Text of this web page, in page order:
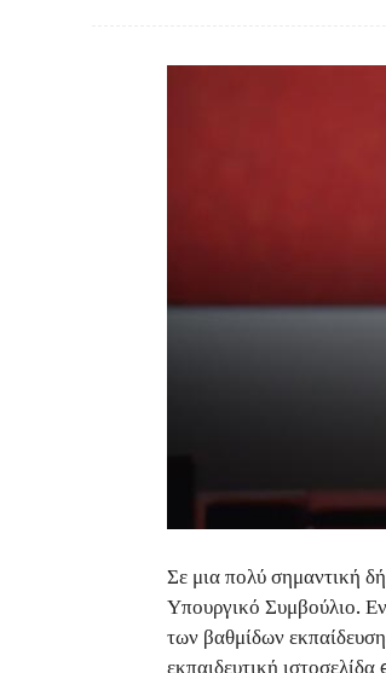
Σε μια πολύ σημαντική
Υπουργικό Συμβούλιο.
των βαθμίδων
εκπαιδευτική